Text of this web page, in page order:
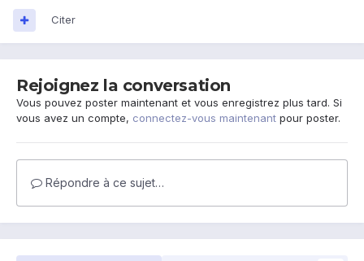
Citer
Rejoignez la conversation
Vous pouvez poster maintenant et vous enregistrez plus tard. Si
vous avez un compte, connectez-vous maintenant pour poster.
Répondre à ce sujet…